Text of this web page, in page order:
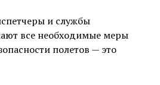
и службы
все необходимые меры
полетов — это